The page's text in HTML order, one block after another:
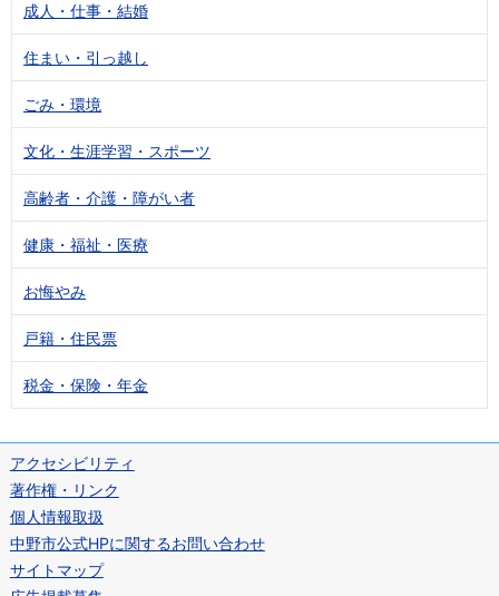
成人・仕事・結婚
住まい・引っ越し
ごみ・環境
文化・生涯学習・スポーツ
高齢者・介護・障がい者
健康・福祉・医療
お悔やみ
戸籍・住民票
税金・保険・年金
アクセシビリティ
著作権・リンク
個人情報取扱
中野市公式HPに関するお問い合わせ
サイトマップ